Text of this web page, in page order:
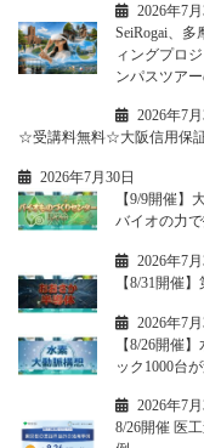
2026年7
SeiRogai、
ィングプロ
ンパスツア
2026年7月
☆受講料無料☆大阪信用保
2026年7月30日
【9/9開催】
バイオの力
2026年7
【8/31開催
2026年7
【8/26開催
ック1000台
2026年7月
8/26開催 医